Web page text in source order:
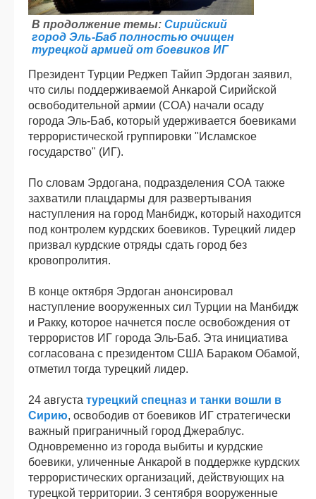
В продолжение темы: Сирийский
город Эль-Баб полностью очищен
турецкой армией от боевиков ИГ
Президент Турции Реджеп Тайип Эрдоган заявил,
что силы поддерживаемой Анкарой Сирийской
освободительной армии (СОА) начали осаду
города Эль-Баб, который удерживается боевиками
террористической группировки "Исламское
государство" (ИГ).
По словам Эрдогана, подразделения СОА также
захватили плацдармы для развертывания
наступления на город Манбидж, который находится
под контролем курдских боевиков. Турецкий лидер
призвал курдские отряды сдать город без
кровопролития.
В конце октября Эрдоган анонсировал
наступление вооруженных сил Турции на Манбидж
и Ракку, которое начнется после освобождения от
террористов ИГ города Эль-Баб. Эта инициатива
согласована с президентом США Бараком Обамой,
отметил тогда турецкий лидер.
24 августа турецкий спецназ и танки вошли в
Сирию, освободив от боевиков ИГ стратегически
важный приграничный город Джераблус.
Одновременно из города выбиты и курдские
боевики, уличенные Анкарой в поддержке курдских
террористических организаций, действующих на
турецкой территории. 3 сентября вооруженные